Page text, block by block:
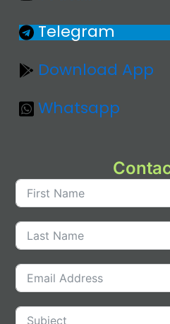
Telegram
Download App
Whatsapp